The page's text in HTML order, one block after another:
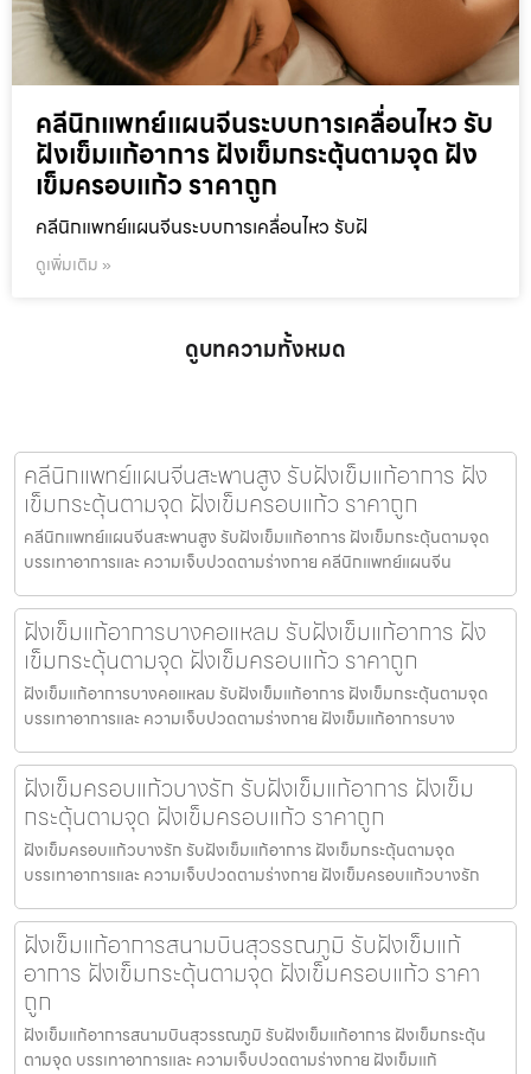
คลีนิกแพทย์แผนจีนระบบการเคลื่อนไหว รับ
ฝังเข็มแก้อาการ ฝังเข็มกระตุ้นตามจุด ฝัง
เข็มครอบแก้ว ราคาถูก
คลีนิกแพทย์แผนจีนระบบการเคลื่อนไหว รับฝั
ดูเพิ่มเติม »
ดูบทความทั้งหมด
คลีนิกแพทย์แผนจีนสะพานสูง รับฝังเข็มแก้อาการ ฝัง
เข็มกระตุ้นตามจุด ฝังเข็มครอบแก้ว ราคาถูก
คลีนิกแพทย์แผนจีนสะพานสูง รับฝังเข็มแก้อาการ ฝังเข็มกระตุ้นตามจุด
บรรเทาอาการและ ความเจ็บปวดตามร่างกาย คลีนิกแพทย์แผนจีน
ฝังเข็มแก้อาการบางคอแหลม รับฝังเข็มแก้อาการ ฝัง
เข็มกระตุ้นตามจุด ฝังเข็มครอบแก้ว ราคาถูก
ฝังเข็มแก้อาการบางคอแหลม รับฝังเข็มแก้อาการ ฝังเข็มกระตุ้นตามจุด
บรรเทาอาการและ ความเจ็บปวดตามร่างกาย ฝังเข็มแก้อาการบาง
ฝังเข็มครอบแก้วบางรัก รับฝังเข็มแก้อาการ ฝังเข็ม
กระตุ้นตามจุด ฝังเข็มครอบแก้ว ราคาถูก
ฝังเข็มครอบแก้วบางรัก รับฝังเข็มแก้อาการ ฝังเข็มกระตุ้นตามจุด
บรรเทาอาการและ ความเจ็บปวดตามร่างกาย ฝังเข็มครอบแก้วบางรัก
ฝังเข็มแก้อาการสนามบินสุวรรณภูมิ รับฝังเข็มแก้
อาการ ฝังเข็มกระตุ้นตามจุด ฝังเข็มครอบแก้ว ราคา
ถูก
ฝังเข็มแก้อาการสนามบินสุวรรณภูมิ รับฝังเข็มแก้อาการ ฝังเข็มกระตุ้น
ตามจุด บรรเทาอาการและ ความเจ็บปวดตามร่างกาย ฝังเข็มแก้